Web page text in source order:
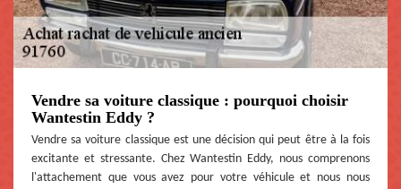
Vendre sa voiture classique : pourquoi choisir
Wantestin Eddy ?
Vendre sa voiture classique est une décision qui peut être à la fois
excitante et stressante. Chez Wantestin Eddy, nous comprenons
l'attachement que vous avez pour votre véhicule et nous nous